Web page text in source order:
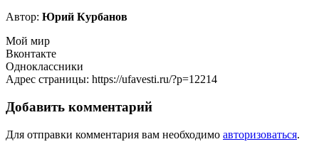
Автор: Юрий Курбанов
Мой мир
Вконтакте
Одноклассники
Адрес страницы: https://ufavesti.ru/?p=12214
Добавить комментарий
Для отправки комментария вам необходимо авторизоваться.